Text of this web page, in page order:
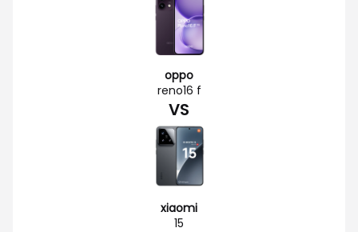
oppo
reno16 f
VS
xiaomi
15